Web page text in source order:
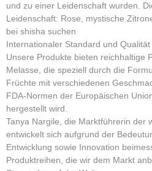
und zu einer Leidenschaft wurden.
Leidenschaft: Rose, mystische
bei shisha suchen
Internationaler Standard und Qualität
Unsere Produkte bieten reichhaltige
Melasse, die speziell durch die
Früchte mit verschiedenen
FDA-Normen der Europäischen
hergestellt wird.
Tanya Nargile, die Marktführerin der
entwickelt sich aufgrund der
Entwicklung sowie Innovation
Produktreihen, die wir dem Markt